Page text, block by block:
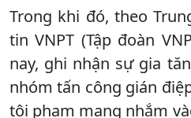
Trong khi đó, theo
tin VNPT (Tập đoàn
nay, ghi nhận sự gia
nhóm tấn công gián
tội phạm mạng nhắm